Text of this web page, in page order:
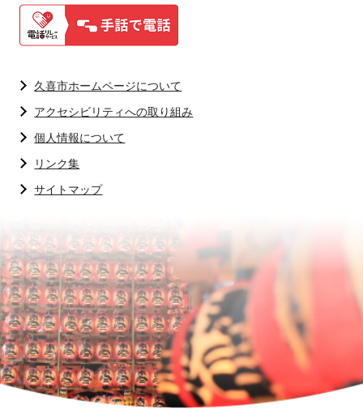
久喜市ホームページについて
アクセシビリティへの取り組み
個人情報について
リンク集
サイトマップ